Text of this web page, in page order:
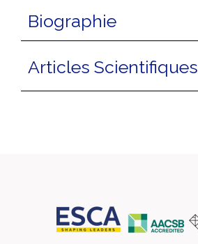
Biographie
Articles Scientifiques